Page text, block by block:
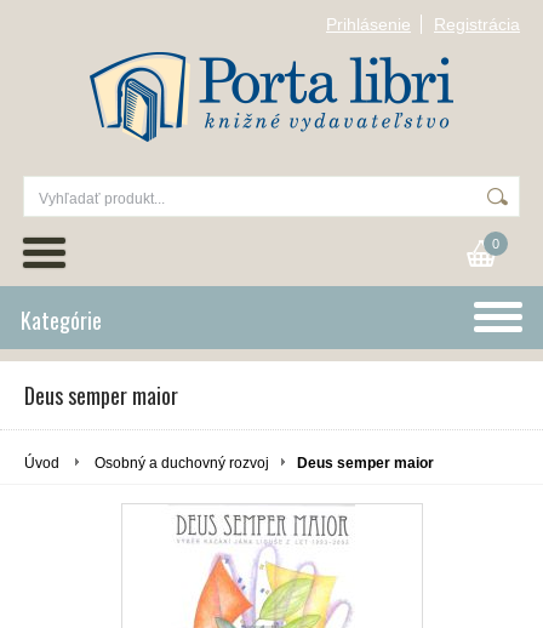
Prihlásenie Registrácia
0
Kategórie
Deus semper maior
Úvod Osobný a duchovný rozvoj Deus semper maior